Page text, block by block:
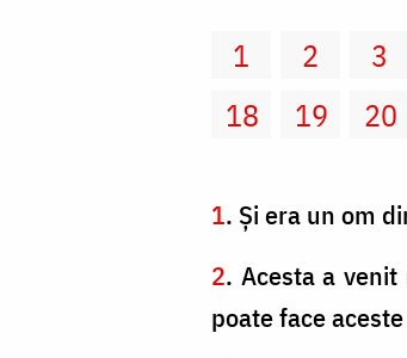
1 2 3
18
19 20
1. Şi era un om
2. Acesta a
poate face